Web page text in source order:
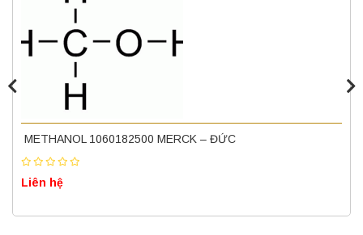
METHANOL 1060182500 MERCK – ĐỨC
Liên hệ
Yonglekang – Máy ly tâm phòng thí nghiệm
Liên hệ
(50 Lít) – Giải pháp tiệt trùng hiệu quả
Máy ly tâm tốc độ cao để bàn YTG18G